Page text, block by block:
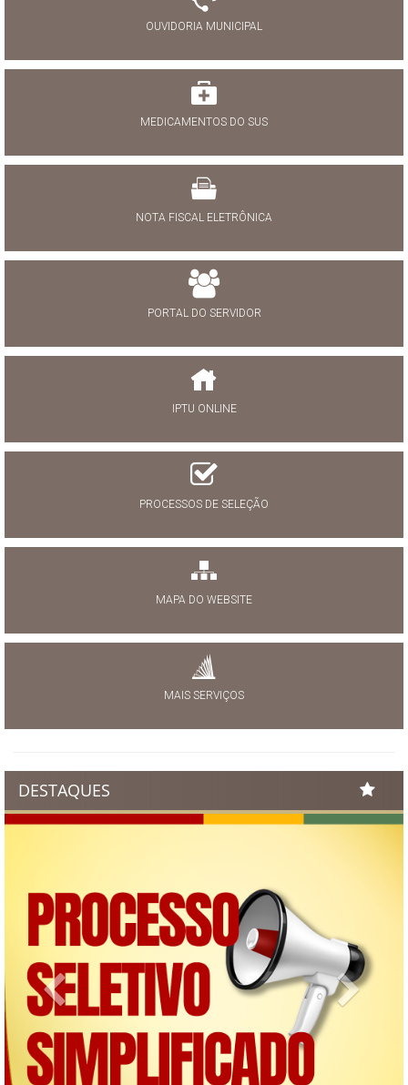
OUVIDORIA MUNICIPAL
MEDICAMENTOS DO SUS
NOTA FISCAL ELETRÔNICA
PORTAL DO SERVIDOR
IPTU ONLINE
PROCESSOS DE SELEÇÃO
MAPA DO WEBSITE
MAIS SERVIÇOS
DESTAQUES
Previous Next